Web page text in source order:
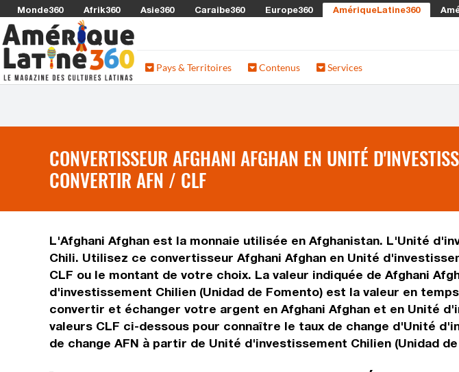
Monde360 Afrik360 Asie360 Caraibe360 Europe360 AmériqueLatine360
Pays & Territoires Contenus Services
CONVERTISSEUR AFGHANI AFGHAN EN UNITÉ
CONVERTIR AFN / CLF
L'Afghani Afghan est la monnaie utilisée en Afghanistan. L'Unité
Chili. Utilisez ce convertisseur Afghani Afghan en Unité
CLF ou le montant de votre choix. La valeur indiquée de Afghani
d'investissement Chilien (Unidad de Fomento) est la valeur en
convertir et échanger votre argent en Afghani Afghan et en Unité
valeurs CLF ci-dessous pour connaître le taux de change d'Unité
de change AFN à partir de Unité d'investissement Chilien (Unidad